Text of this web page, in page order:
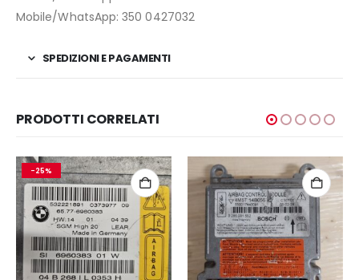
Mobile/WhatsApp: 350 0427032
SPEDIZIONI E PAGAMENTI
PRODOTTI CORRELATI
-25%